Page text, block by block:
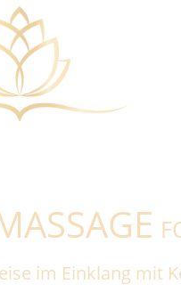
im Einklang mit